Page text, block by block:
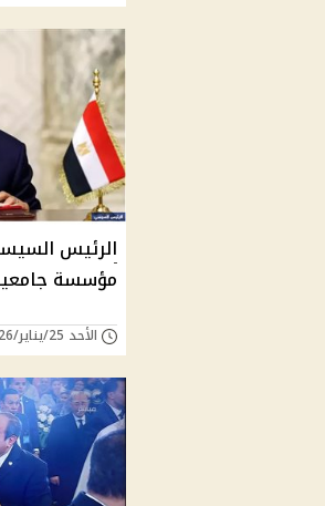
الرئيس
مؤسسة جامعية
الأحد 25/يناير/2026 - 02:23 م